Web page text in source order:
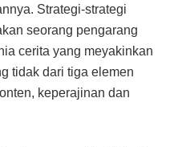
Strategi-strategi
seorang pengarang
cerita yang meyakinkan
tidak dari tiga elemen
keperajinan dan